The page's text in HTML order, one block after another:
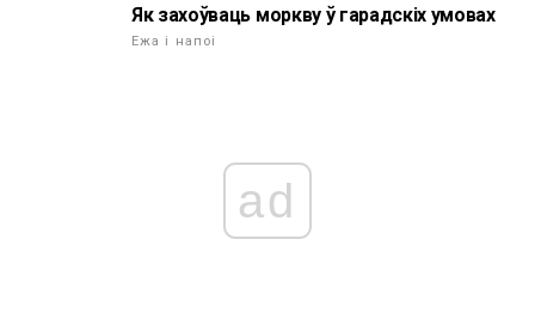
Як захоўваць моркву ў гарадскіх умовах
Ежа і напоі
ad